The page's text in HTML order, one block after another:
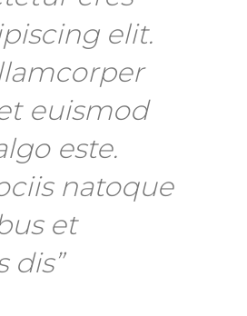
elit.
euismod
este.
natoque
et
dis”